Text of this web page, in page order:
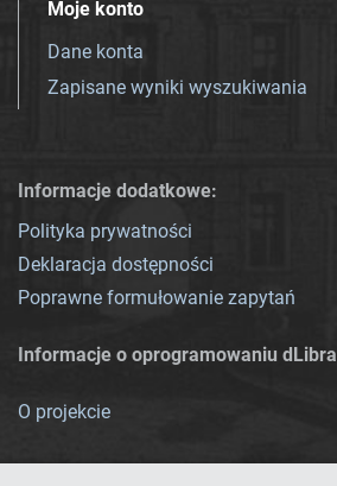
Moje konto
Dane konta
Zapisane wyniki wyszukiwania
Informacje dodatkowe:
Polityka prywatności
Deklaracja dostępności
Poprawne formułowanie zapytań
Informacje o oprogramowaniu dLibra
O projekcie